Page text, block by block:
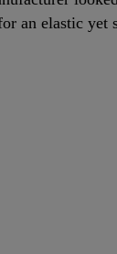
an elastic yet